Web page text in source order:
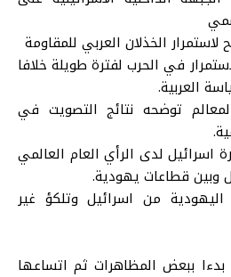
في الحرب لفترة طويلة خلافا
العربية.
توضحه نتائج التصويت في
اسرائيل لدى الرأي العام العالمي
وبين قطاعات يهودية.
اليهودية من اسرائيل وتلكؤ غير
ببعض المظاهرات ثم اتساعها